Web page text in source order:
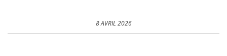
8 AVRIL 2026